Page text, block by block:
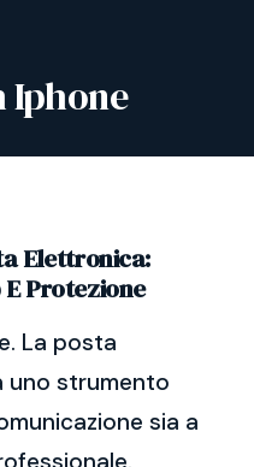
Iphone
Elettronica:
Protezione
La posta
uno strumento
sia a